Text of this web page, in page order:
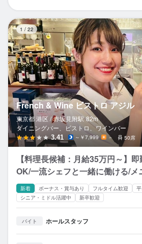
1 / 22
French & Wine ビストロ アジル
東京都 港区 / 赤坂見附駅 82m
ダイニングバー、ビストロ、ワインバー
3.41 ～￥7,999 － 50席
【料理長候補：月給35万円～】
OK/一流シェフと一緒に働ける/メ
新着 ボーナス・賞与あり フルタイム歓迎
シニア・ミドル活躍中
新卒歓迎
バイト ホールスタッフ